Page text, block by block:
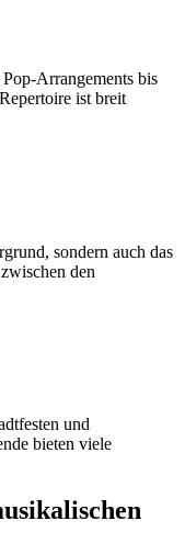
Arrangements bis
ist breit
sondern auch das
den
und
bieten viele